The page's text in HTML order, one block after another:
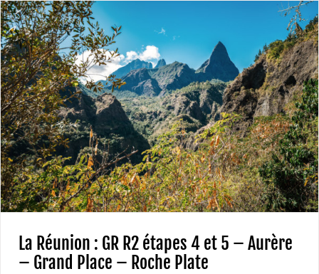
La Réunion : GR R2 étapes 4 et 5 – Aurère
– Grand Place – Roche Plate